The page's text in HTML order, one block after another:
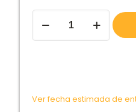
Cabecero
cama
Ver fecha estimada de